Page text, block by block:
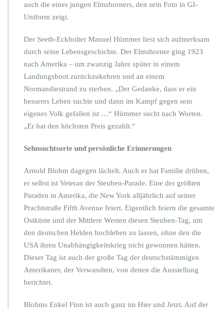
auch die eines jungen Elmshorners, den sein Foto in GI-
Uniform zeigt.
Der Seeth-Eckholter Manuel Hümmer liest sich aufmerksam
durch seine Lebensgeschichte. Der Elmshorner ging 1923
nach Amerika – um zwanzig Jahre später in einem
Landungsboot zurückzukehren und an einem
Normandiestrand zu sterben. „Der Gedanke, dass er ein
besseres Leben suchte und dann im Kampf gegen sein
eigenes Volk gefallen ist …“ Hümmer sucht nach Worten.
„Er hat den höchsten Preis gezahlt.“
Sehnsuchtsorte und persönliche Erinnerungen
Arnold Blohm dagegen lächelt. Auch er hat Familie drüben,
er selbst ist Veteran der Steuben-Parade. Eine der größten
Paraden in Amerika, die New York alljährlich auf seiner
Prachtstraße Fifth Avenue feiert. Eigentlich feiern die gesamte
Ostküste und der Mittlere Westen diesen Steuben-Tag, um
den deutschen Helden hochleben zu lassen, ohne den die
USA ihren Unabhängigkeitskrieg nicht gewonnen hätten.
Dieser Tag ist auch der große Tag der deutschstämmigen
Amerikaner, der Verwandten, von denen die Ausstellung
berichtet.
Blohms Enkel Finn ist auch ganz im Hier und Jetzt. Auf der